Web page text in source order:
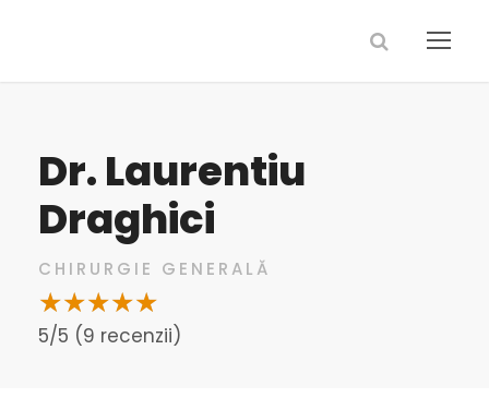
Dr. Laurentiu
Draghici
CHIRURGIE GENERALĂ
5/5 (9 recenzii)